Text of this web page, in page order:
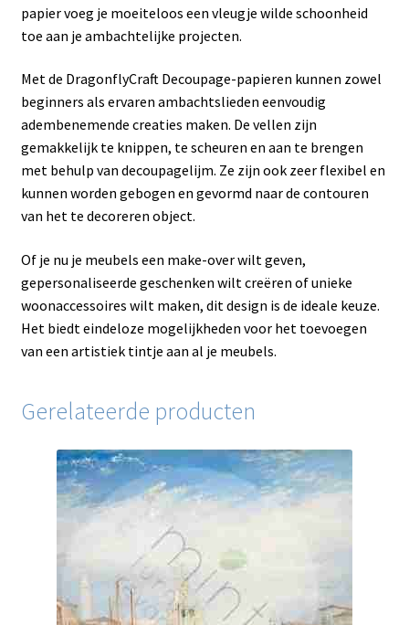
papier voeg je moeiteloos een vleugje wilde schoonheid
toe aan je ambachtelijke projecten.
Met de DragonflyCraft Decoupage-papieren kunnen zowel
beginners als ervaren ambachtslieden eenvoudig
adembenemende creaties maken. De vellen zijn
gemakkelijk te knippen, te scheuren en aan te brengen
met behulp van decoupagelijm. Ze zijn ook zeer flexibel en
kunnen worden gebogen en gevormd naar de contouren
van het te decoreren object.
Of je nu je meubels een make-over wilt geven,
gepersonaliseerde geschenken wilt creëren of unieke
woonaccessoires wilt maken, dit design is de ideale keuze.
Het biedt eindeloze mogelijkheden voor het toevoegen
van een artistiek tintje aan al je meubels.
Gerelateerde producten